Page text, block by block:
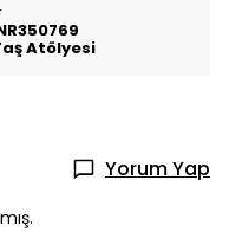
Atölyesi
Yorum Yap